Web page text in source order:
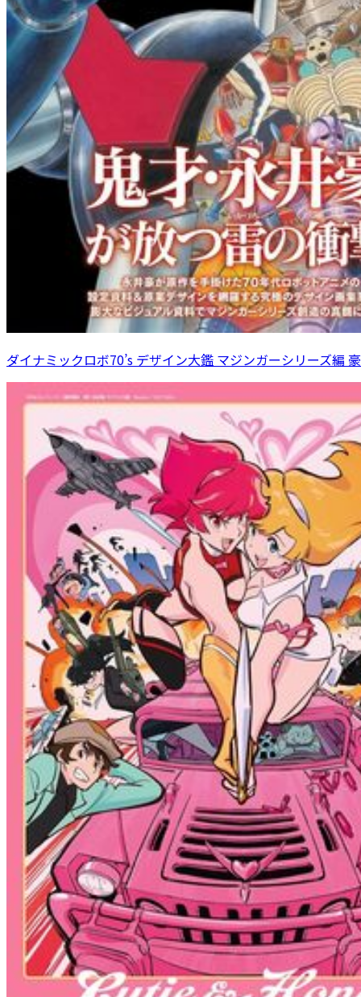
ダイナミックロボ70’s デザイン大鑑 マジンガーシリーズ編